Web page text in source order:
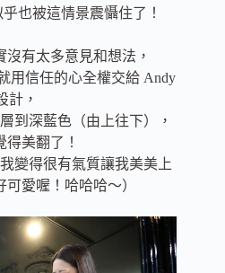
也被這情景震懾住了！
有太多意見和想法，
用信任的心全權交給 Andy
計，
到深藍色（由上往下），
美翻了！
變得很有氣質讓我美美上
愛喔！哈哈哈～）